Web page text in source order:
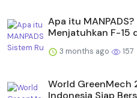
Apa itu
Menjatuhkan F-15
3 months ago 157
World GreenMech
Indonesia Siap